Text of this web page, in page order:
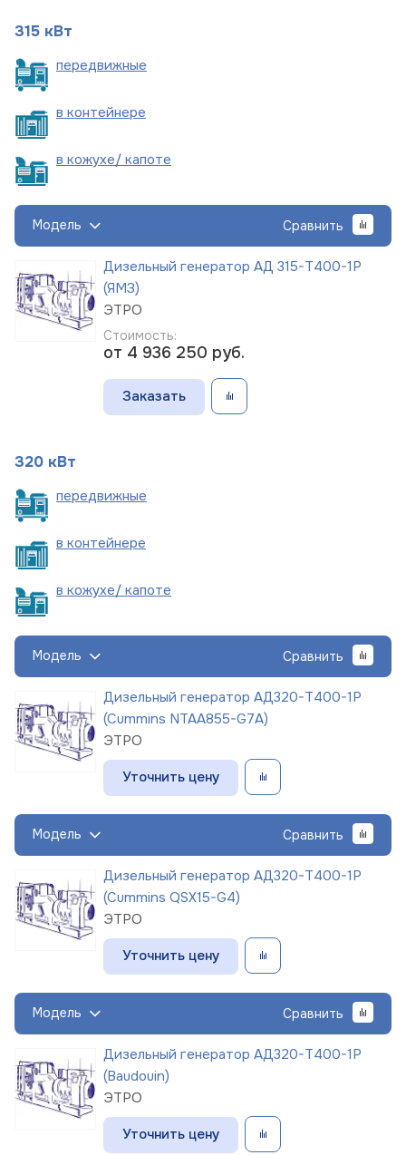
315 кВт
передвижные
в контейнере
в кожухе/ капоте
Модель Сравнить
Дизельный генератор АД 315-Т400-1Р
(ЯМЗ)
ЭТРО
Стоимость:
от 4 936 250 руб.
Заказать
320 кВт
передвижные
в контейнере
в кожухе/ капоте
Модель Сравнить
Дизельный генератор АД320-Т400-1Р
(Cummins NTAA855-G7A)
ЭТРО
Уточнить цену
Модель Сравнить
Дизельный генератор АД320-Т400-1Р
(Cummins QSX15-G4)
ЭТРО
Уточнить цену
Модель Сравнить
Дизельный генератор АД320-Т400-1Р
(Baudouin)
ЭТРО
Уточнить цену